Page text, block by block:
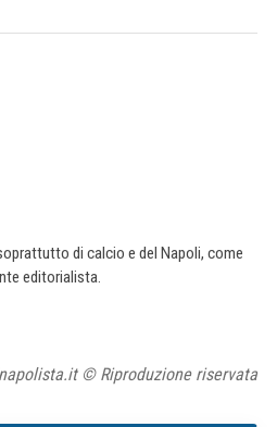
di calcio e del Napoli, come
editorialista.
© Riproduzione riservata